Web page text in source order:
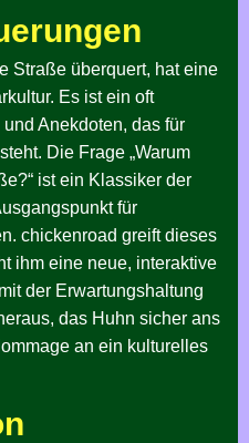
Straße überquert, hat eine
Es ist ein oft
Anekdoten, das für
Die Frage „Warum
ist ein Klassiker der
für
chickenroad greift dieses
ihm eine neue, interaktive
der Erwartungshaltung
das Huhn sicher ans
an ein kulturelles